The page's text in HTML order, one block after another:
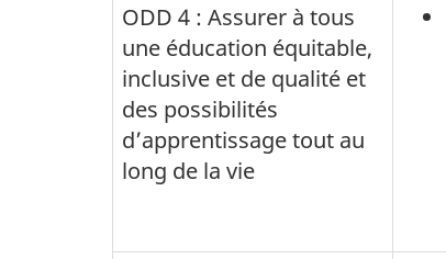
ODD 4 : Assurer à tous
une éducation équitable,
inclusive et de qualité et
des possibilités
d’apprentissage tout au
long de la vie